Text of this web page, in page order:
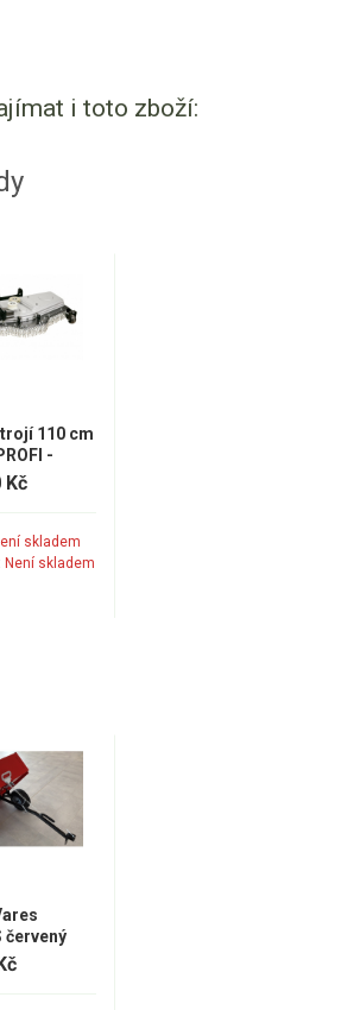
i toto zboží:
110 cm
-
Kč
skladem
Není skladem
červený